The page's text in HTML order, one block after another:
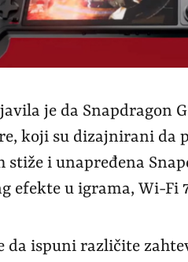
je da Snapdragon
koji su dizajnirani da
stiže i unapređena
efekte u igrama, Wi-Fi
da ispuni različite